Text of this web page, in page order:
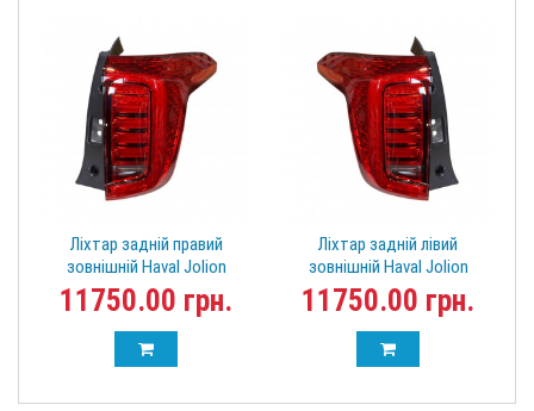
Ліхтар задній правий
зовнішній Haval Jolion
4133101XST01A-F
11750.00 грн.
Ліхтар задній лівий
зовнішній Haval Jolion
4133100XST01A-F
11750.00 грн.